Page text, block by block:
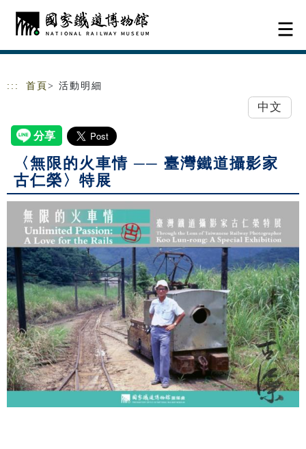
跳到主要內容
網站導覽
::: 首頁 > 活動明細
中文
〈無限的火車情 ── 臺灣鐵道攝影家
古仁榮〉特展